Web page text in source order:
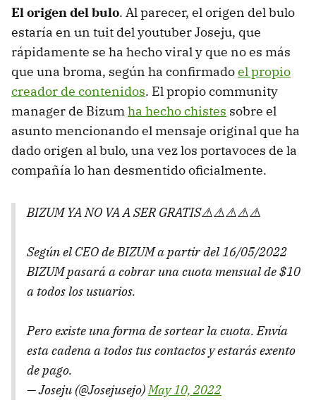
El origen del bulo. Al parecer, el origen del bulo
estaría en un tuit del youtuber Joseju, que
rápidamente se ha hecho viral y que no es más
que una broma, según ha confirmadoel propio
creador de contenidos. El propio community
manager de Bizumha hecho chistes sobre el
asunto mencionando el mensaje original que ha
dado origen al bulo, una vez los portavoces de la
compañía lo han desmentido oficialmente.
BIZUM YA NO VA A SER GRATIS⚠️⚠️⚠️⚠️⚠️
Según el CEO de BIZUM a partir del 16/05/2022
BIZUM pasará a cobrar una cuota mensual de $10
a todos los usuarios.
Pero existe una forma de sortear la cuota. Envía
esta cadena a todos tus contactos y estarás exento
de pago.
— Joseju (@Josejusejo)May 10, 2022